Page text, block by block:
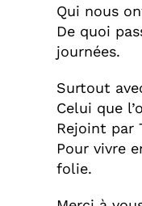
Qui nous
De quoi
journées.
Surtout
Celui que
Rejoint par
Pour vivre
folie.